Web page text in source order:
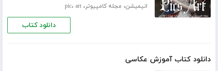
انیمیشن، مجله کامپیوتر، pic، art
دانلود کتاب
دانلود کتاب آموزش عکاسی